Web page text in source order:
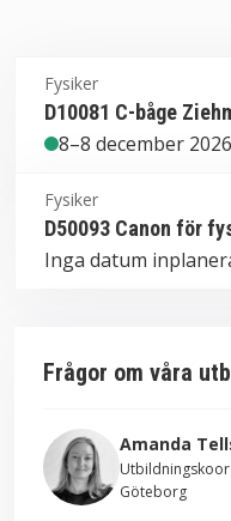
Fysiker
D10081 C-båge
8–8 december 2026
Fysiker
D50093 Canon för
Inga datum
Frågor om våra
Amanda
Göteborg